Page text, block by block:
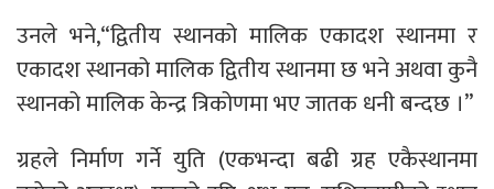
उनले भने,“द्वितीय स्थानको मालिक एकादश स्थानमा र
एकादश स्थानको मालिक द्वितीय स्थानमा छ भने अथवा कुनै
स्थानको मालिक केन्द्र त्रिकोणमा भए जातक धनी बन्दछ ।”
ग्रहले निर्माण गर्ने युति (एकभन्दा बढी ग्रह एकैस्थानमा